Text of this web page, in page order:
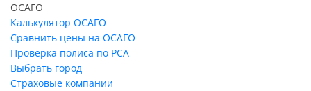
ОСАГО
Калькулятор ОСАГО
Сравнить цены на ОСАГО
Проверка полиса по РСА
Выбрать город
Страховые компании